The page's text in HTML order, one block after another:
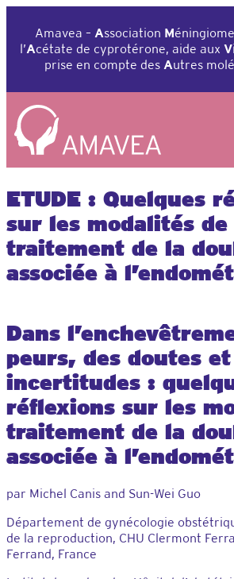
contenu
Amavea – Association M
l’Acétate de cyprotérone, aide aux V
prise en compte des Autres
ETUDE : Quelques
sur les modalités de
traitement de la
associée à
Dans
peurs, des doutes
incertitudes :
réflexions sur les
traitement de la
associée à
par Michel Canis and Sun-Wei Guo
Département de gynécologie
de la reproduction, CHU Clermont
Ferrand, France